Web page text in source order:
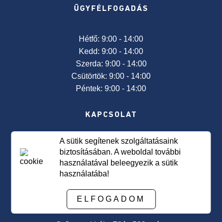
a
hirdetés
ÜGYFÉLFOGADÁS
Hétfő: 9:00 - 14:00
Kedd: 9:00 - 14:00
Szerda: 9:00 - 14:00
Csütörtök: 9:00 - 14:00
Péntek: 9:00 - 14:00
KAPCSOLAT
Telefon: 0266-332502
Telefon/Fax: 0266-332741
E-mail: primaria@sancraieni.ro
POSTAI CÍM
A sütik segítenek szolgáltatásaink
biztosításában. A weboldal további
használatával beleegyezik a sütik
használatába!
ELFOGADOM